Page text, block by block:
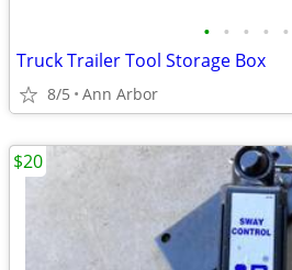
• • • • •
Truck Trailer Tool Storage Box
8/5 Ann Arbor
$20